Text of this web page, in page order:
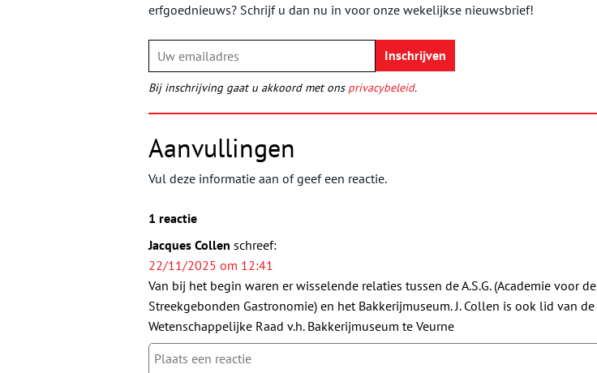
erfgoednieuws? Schrijf u dan nu in voor onze wekelijkse nieuwsbrief!
Bij inschrijving gaat u akkoord met ons privacybeleid.
Aanvullingen
Vul deze informatie aan of geef een reactie.
1 reactie
Jacques Collen schreef:
22/11/2025 om 12:41
Van bij het begin waren er wisselende relaties tussen de A.S.G. (Academie voor de
Streekgebonden Gastronomie) en het Bakkerijmuseum. J. Collen is ook lid van de
Wetenschappelijke Raad v.h. Bakkerijmuseum te Veurne